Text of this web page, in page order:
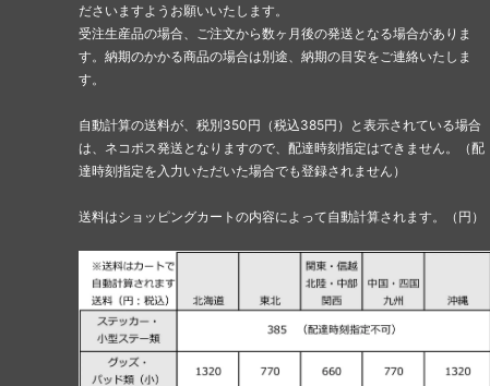
ださいますようお願いいたします。
受注生産品の場合、ご注文から数ヶ月後の発送となる場合がありま
す。納期のかかる商品の場合は別途、納期の目安をご連絡いたしま
す。
自動計算の送料が、税別350円（税込385円）と表示されている場合
は、ネコポス発送となりますので、配達時刻指定はできません。（配
達時刻指定を入力いただいた場合でも登録されません）
送料はショッピングカートの内容によって自動計算されます。（円）